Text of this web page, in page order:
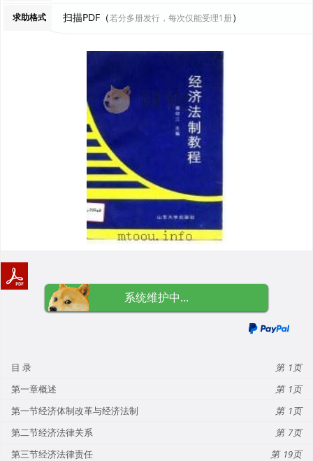
求助格式 扫描PDF（若分多册发行，每次仅能受理1册）
系统维护中...
目 录
1
第一章概述
1
第一节经济体制改革与经济法制
1
第二节经济法律关系
7
第三节经济法律责任
19